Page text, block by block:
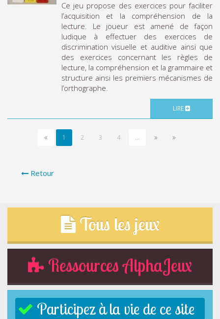
Ce jeu propose des exercices pour faciliter
l’acquisition et la compréhension de la
lecture. Le joueur est amené de façon
ludique à effectuer des exercices de
discrimination visuelle et auditive ainsi que
des exercices concernant les règles de
lecture, la compréhension et la grammaire et
structure ainsi les premiers mécanismes de
l’orthographe.
LIRE
1 2 3 4 ...
Retour
Tous les jeux
Ressources AlphaJeux
Participez à la vie de ce site